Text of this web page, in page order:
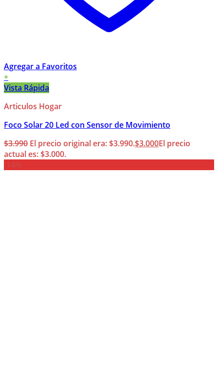
Agregar a Favoritos
+
Vista Rápida
Articulos Hogar
Foco Solar 20 Led con Sensor de Movimiento
$3.990 El precio original era: $3.990.$3.000El precio
actual es: $3.000.